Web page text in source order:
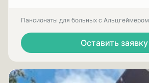
Пансионаты для больных с Альцгеймером
Оставить заявку